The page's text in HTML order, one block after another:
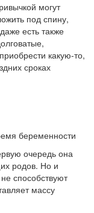
могут
под спину,
есть также
какую-то,
сроках
очередь она
родов. Но и
способствуют
массу